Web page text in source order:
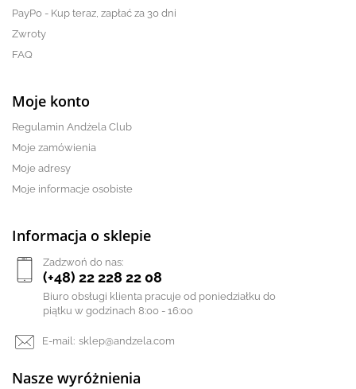
PayPo - Kup teraz, zapłać za 30 dni
Zwroty
FAQ
Moje konto
Regulamin Andżela Club
Moje zamówienia
Moje adresy
Moje informacje osobiste
Informacja o sklepie
Zadzwoń do nas:
(+48) 22 228 22 08
Biuro obsługi klienta pracuje od poniedziałku do
piątku w godzinach 8:00 - 16:00
E-mail: sklep@andzela.com
Nasze wyróżnienia